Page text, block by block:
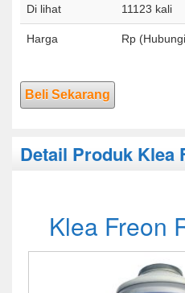
Di lihat 11123 kali
Harga Rp
Beli Sekarang
Detail Produk Klea
Klea Freon